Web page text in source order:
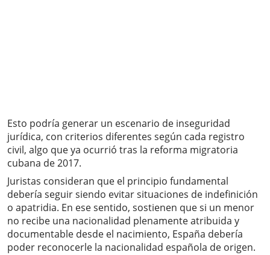
Esto podría generar un escenario de inseguridad
jurídica, con criterios diferentes según cada registro
civil, algo que ya ocurrió tras la reforma migratoria
cubana de 2017.
Juristas consideran que el principio fundamental
debería seguir siendo evitar situaciones de indefinición
o apatridia. En ese sentido, sostienen que si un menor
no recibe una nacionalidad plenamente atribuida y
documentable desde el nacimiento, España debería
poder reconocerle la nacionalidad española de origen.